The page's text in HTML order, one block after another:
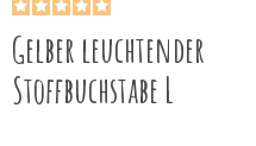
Gelber leuchtender
Stoffbuchstabe L